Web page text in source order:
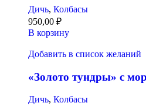
Дичь, Колбасы
950,00 ₽
В корзину
Добавить в список желаний
«Золото тундры» с
Дичь, Колбасы